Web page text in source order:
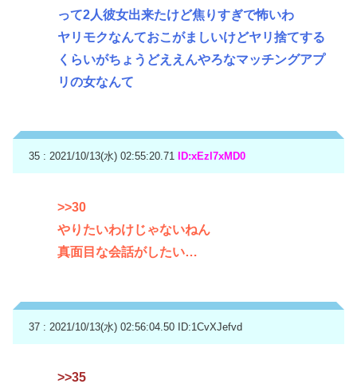
って2人彼女出来たけど焦りすぎで怖いわ
ヤリモクなんておこがましいけどヤリ捨てする
くらいがちょうどええんやろなマッチングアプ
リの女なんて
35 : 2021/10/13(水) 02:55:20.71 ID:xEzl7xMD0
>>30
やりたいわけじゃないねん
真面目な会話がしたい…
37 : 2021/10/13(水) 02:56:04.50 ID:1CvXJefvd
>>35